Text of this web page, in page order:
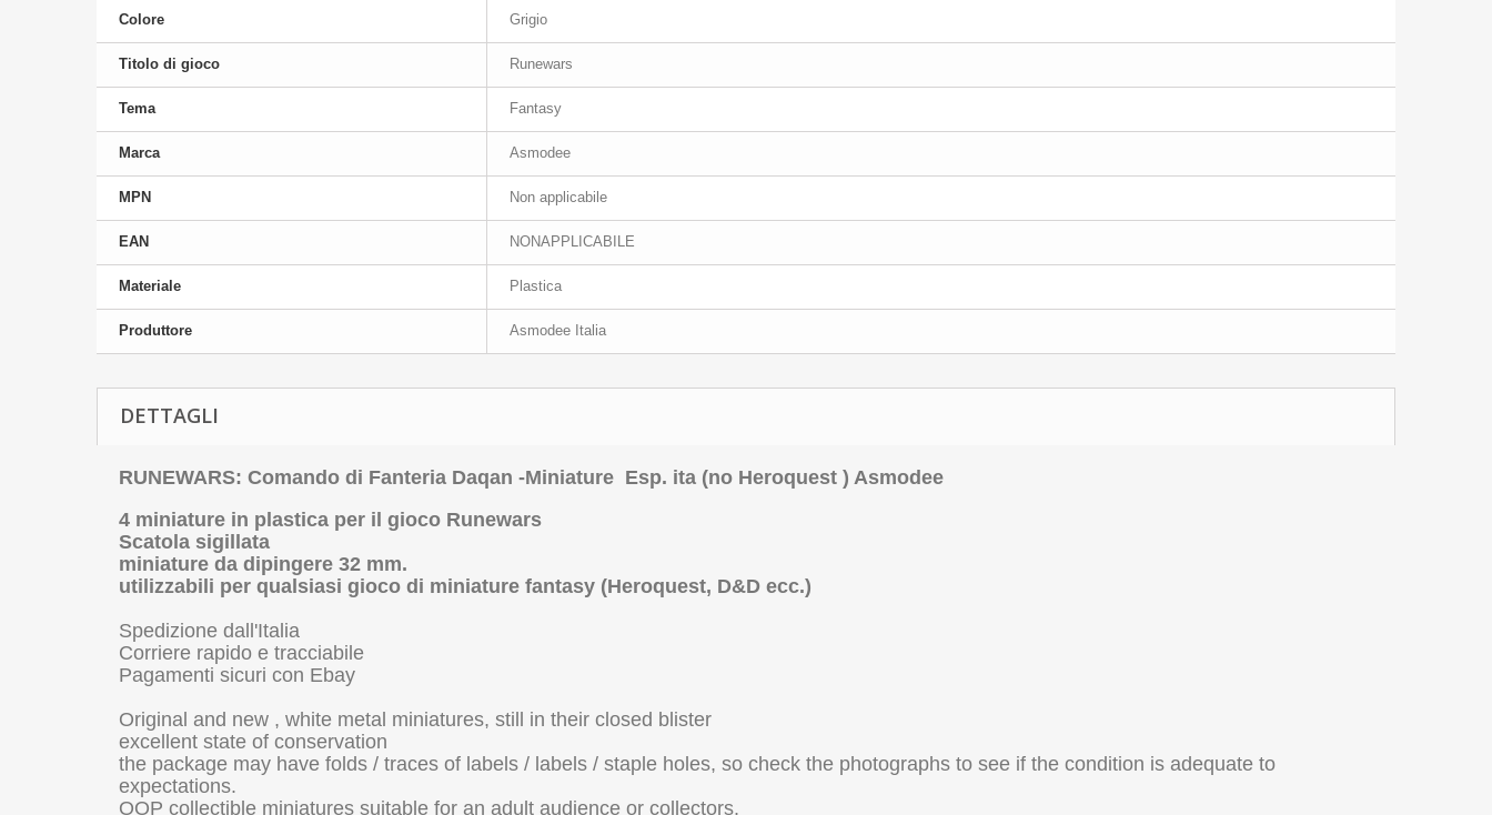
Colore Grigio
Titolo di gioco Runewars
Tema Fantasy
Marca Asmodee
MPN Non applicabile
EAN NONAPPLICABILE
Materiale Plastica
Produttore Asmodee Italia
DETTAGLI
RUNEWARS: Comando di Fanteria Daqan -Miniature Esp. ita (no Heroquest ) Asmodee
4 miniature in plastica per il gioco Runewars
Scatola sigillata
miniature da dipingere 32 mm.
utilizzabili per qualsiasi gioco di miniature fantasy (Heroquest, D&D ecc.)
Spedizione dall'Italia
Corriere rapido e tracciabile
Pagamenti sicuri con Ebay
Original and new , white metal miniatures, still in their closed blister
excellent state of conservation
the package may have folds / traces of labels / labels / staple holes, so check the photographs to see if the condition is adequate to
expectations.
OOP collectible miniatures suitable for an adult audience or collectors.